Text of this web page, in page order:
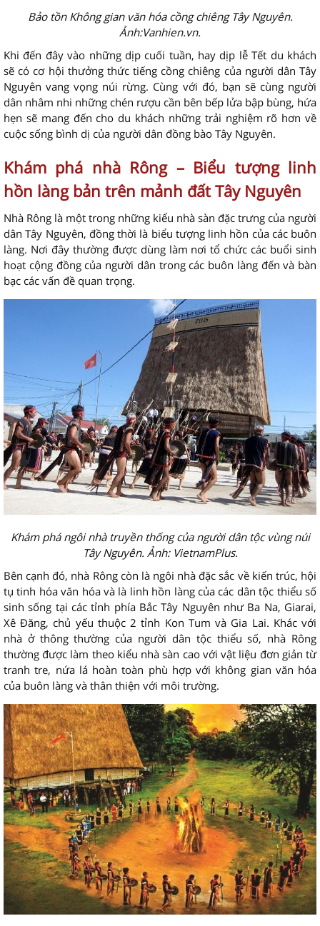
Bảo tồn Không gian văn hóa cồng chiêng Tây Nguyên.
Ảnh:Vanhien.vn.
Khi đến đây vào những dịp cuối tuần, hay dịp lễ Tết du khách
sẽ có cơ hội thưởng thức tiếng cồng chiêng của người dân Tây
Nguyên vang vọng núi rừng. Cùng với đó, bạn sẽ cùng người
dân nhâm nhi những chén rượu cần bên bếp lửa bập bùng, hứa
hẹn sẽ mang đến cho du khách những trải nghiệm rõ hơn về
cuộc sống bình dị của người dân đồng bào Tây Nguyên.
Khám phá nhà Rông – Biểu tượng linh
hồn làng bản trên mảnh đất Tây Nguyên
Nhà Rông là một trong những kiểu nhà sàn đặc trưng của người
dân Tây Nguyên, đồng thời là biểu tượng linh hồn của các buôn
làng. Nơi đây thường được dùng làm nơi tổ chức các buổi sinh
hoạt cộng đồng của người dân trong các buôn làng đến và bàn
bạc các vấn đề quan trọng.
Khám phá ngôi nhà truyền thống của người dân tộc vùng núi
Tây Nguyên. Ảnh: VietnamPlus.
Bên cạnh đó, nhà Rông còn là ngôi nhà đặc sắc về kiến trúc, hội
tụ tinh hóa văn hóa và là linh hồn làng của các dân tộc thiểu số
sinh sống tại các tỉnh phía Bắc Tây Nguyên như Ba Na, Giarai,
Xê Đăng, chủ yếu thuộc 2 tỉnh Kon Tum và Gia Lai. Khác với
nhà ở thông thường của người dân tộc thiểu số, nhà Rông
thường được làm theo kiểu nhà sàn cao với vật liệu đơn giản từ
tranh tre, nứa lá hoàn toàn phù hợp với không gian văn hóa
của buôn làng và thân thiện với môi trường.